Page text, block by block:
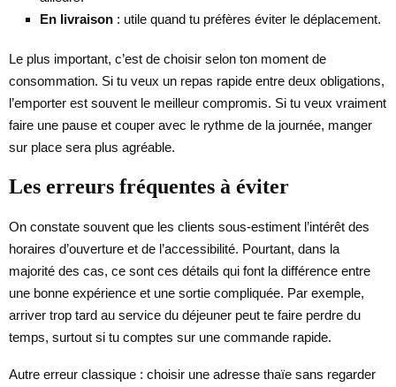
En livraison : utile quand tu préfères éviter le déplacement.
Le plus important, c’est de choisir selon ton moment de
consommation. Si tu veux un repas rapide entre deux obligations,
l’emporter est souvent le meilleur compromis. Si tu veux vraiment
faire une pause et couper avec le rythme de la journée, manger
sur place sera plus agréable.
Les erreurs fréquentes à éviter
On constate souvent que les clients sous-estiment l’intérêt des
horaires d’ouverture et de l’accessibilité. Pourtant, dans la
majorité des cas, ce sont ces détails qui font la différence entre
une bonne expérience et une sortie compliquée. Par exemple,
arriver trop tard au service du déjeuner peut te faire perdre du
temps, surtout si tu comptes sur une commande rapide.
Autre erreur classique : choisir une adresse thaïe sans regarder